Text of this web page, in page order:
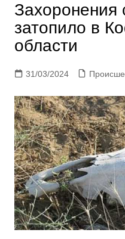
Захоронения
затопило в
области
31/03/2024